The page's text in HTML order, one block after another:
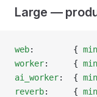
Large —
web:        { min
worker:     { min
ai_worker:  { min
reverb:     { min